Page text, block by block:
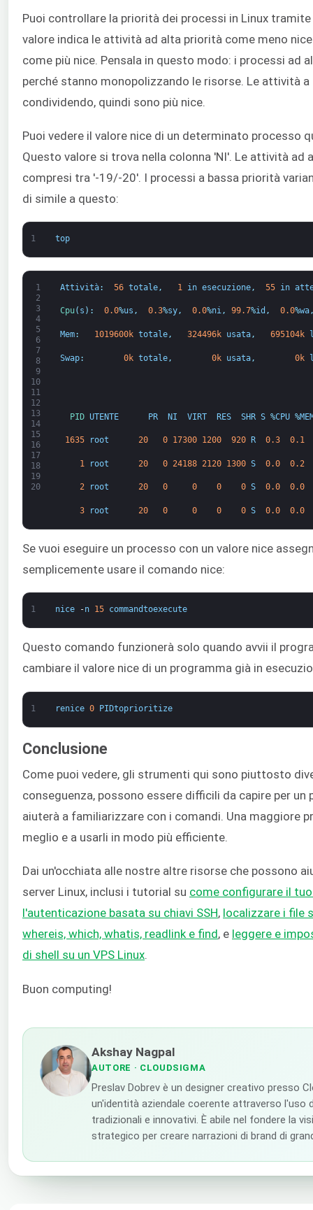
Puoi controllare la priorità dei processi in Linux
valore indica le attività ad alta priorità come meno
come più nice. Pensala in questo modo: i processi ad
perché stanno monopolizzando le risorse. Le attività
condividendo, quindi sono più nice.
Puoi vedere il valore nice di un determinato processo
Questo valore si trova nella colonna 'NI'. Le attività ad
compresi tra '-19/-20'. I processi a bassa priorità
di simile a questo:
1 top
1
2
3
4
5
6
7
8
9
10
11
12
13
14
15
16
17
18
19
20
Attività: 56 totale, 1 in esecuzione, 55 in
Cpu( s ) : 0.0%us , 0.3%sy, 0.0%ni, 99.7%id , 0.0%wa
Mem: 1019600k totale, 324496k usata, 695104k
Swap: 0k totale, 0k usata, 0k
PID UTENTE PR NI VIRT RES SHR S %CPU %
1635 root 20 0 17300 1200 920 R 0.3 0.1
1 root 20 0 24188 2120 1300 S 0.0 0.2
2 root 20 0 0 0 0 S 0.0 0.0
3 root 20 0 0 0 0 S 0.0 0.0
Se vuoi eseguire un processo con un valore nice
semplicemente usare il comando nice:
1 nice -n 15 commandtoexecute
Questo comando funzionerà solo quando avvii il
cambiare il valore nice di un programma già in
1 renice 0 PIDtoprioritize
Conclusione
Come puoi vedere, gli strumenti qui sono piuttosto
conseguenza, possono essere difficili da capire per
aiuterà a familiarizzare con i comandi. Una maggiore
meglio e a usarli in modo più efficiente.
Dai un'occhiata alle nostre altre risorse che possono
server Linux, inclusi i tutorial su come configurare il
l'autenticazione basata su chiavi SSH, localizzare i file
whereis, which, whatis, readlink e find, e leggere e
di shell su un VPS Linux.
Buon computing!
Akshay Nagpal
AUTORE · CLOUDSIGMA
Preslav Dobrev è un designer creativo presso
un'identità aziendale coerente attraverso l'uso
tradizionali e innovativi. È abile nel fondere la
strategico per creare narrazioni di brand di